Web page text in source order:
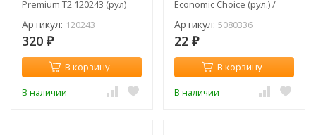
Premium T2 120243 (рул)
Артикул: 120243
320 ₽
В корзину
В наличии
Economic Choice (рул.) /
Артикул: 5080336
22 ₽
В корзину
В наличии